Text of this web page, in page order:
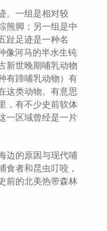
。一组是相对较
熊脚；另一组是中
趾足迹是一种名
像河马的半水生钝
新世晚期哺乳动物
有蹄哺乳动物）有
这类动物。有意思
，有不少史前软体
一区域曾经是一片
边的原因与现代哺
食者和昆虫叮咬，
前的北美热带森林